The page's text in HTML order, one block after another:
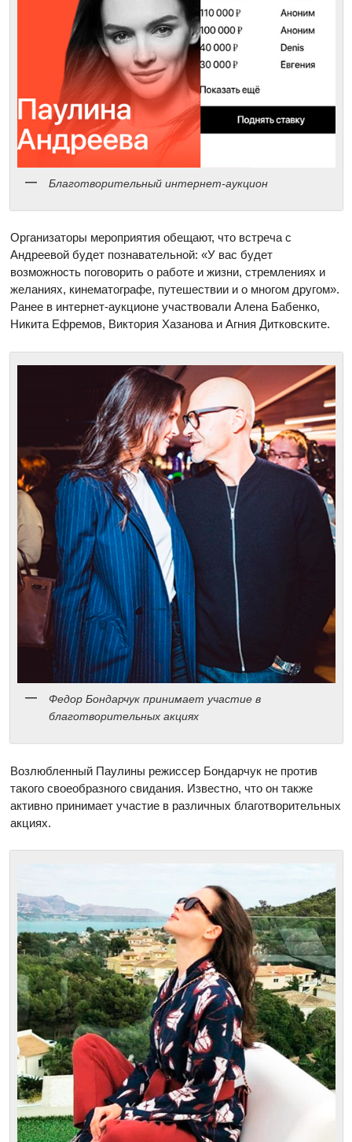
Благотворительный интернет-аукцион
Организаторы мероприятия обещают, что встреча с
Андреевой будет познавательной: «У вас будет
возможность поговорить о работе и жизни, стремлениях и
желаниях, кинематографе, путешествии и о многом другом».
Ранее в интернет-аукционе участвовали Алена Бабенко,
Никита Ефремов, Виктория Хазанова и Агния Дитковските.
Федор Бондарчук принимает участие в
благотворительных акциях
Возлюбленный Паулины режиссер Бондарчук не против
такого своеобразного свидания. Известно, что он также
активно принимает участие в различных благотворительных
акциях.